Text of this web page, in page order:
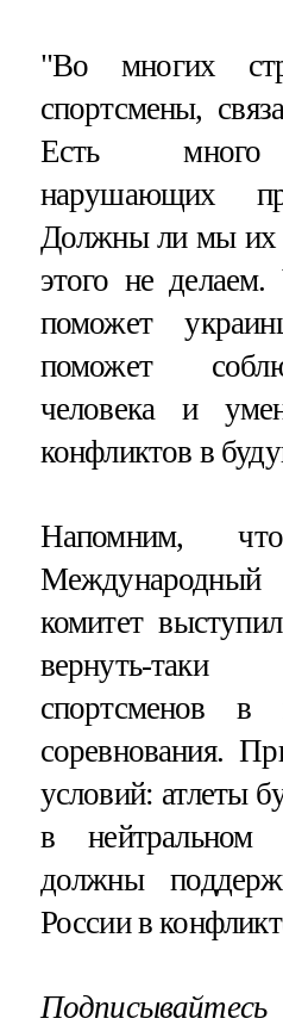
"Во многих
спортсмены,
Есть много
нарушающих
Должны ли мы их
этого не
поможет
поможет
человека и
конфликтов в
Напомним,
комитет
вернуть-
спортсменов в
соревнования.
условий: атлеты
в
должны
России в